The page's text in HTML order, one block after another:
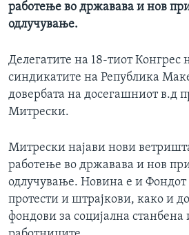
работење во државава и нов
одлучување.
Делегатите на 18-тиот Конгрес
синдикатите на Република
довербата на досегашниот в.д
Митрески.
Митрески најави нови
работење во државава и нов
одлучување. Новина е и Фондот
протести и штрајкови, како и
фондови за социјална станбена